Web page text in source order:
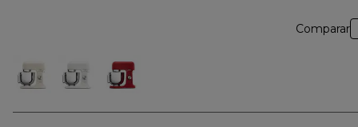
Comparar